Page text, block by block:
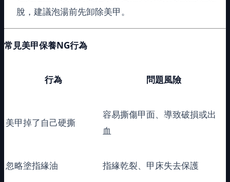
脫，建議泡湯前先卸除美甲。
常見美甲保養NG行為
行為 問題風險
美甲掉了自己硬撕
容易撕傷甲面、導致破損或出
血
忽略塗指緣油 指緣乾裂、甲床失去保護